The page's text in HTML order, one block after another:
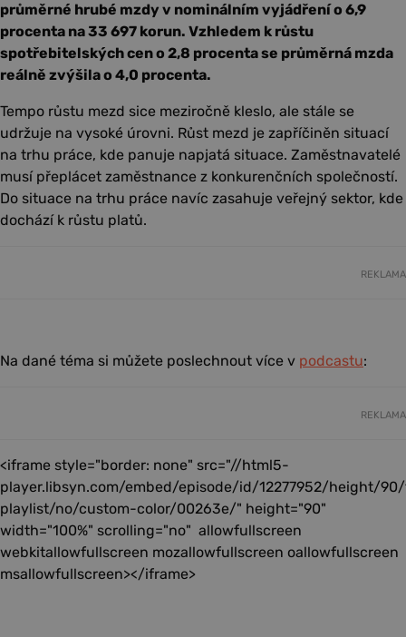
průměrné hrubé mzdy v nominálním vyjádření o 6,9
procenta na 33 697 korun. Vzhledem k růstu
spotřebitelských cen o 2,8 procenta se průměrná mzda
reálně zvýšila o 4,0 procenta.
Tempo růstu mezd sice meziročně kleslo, ale stále se
udržuje na vysoké úrovni. Růst mezd je zapříčiněn situací
na trhu práce, kde panuje napjatá situace. Zaměstnavatelé
musí přeplácet zaměstnance z konkurenčních společností.
Do situace na trhu práce navíc zasahuje veřejný sektor, kde
dochází k růstu platů.
REKLAMA
Na dané téma si můžete poslechnout více v podcastu:
REKLAMA
<iframe style="border: none" src="//html5-
player.libsyn.com/embed/episode/id/12277952/height/
playlist/no/custom-color/00263e/" height="90"
width="100%" scrolling="no" allowfullscreen
webkitallowfullscreen mozallowfullscreen oallowfullscreen
msallowfullscreen></iframe>